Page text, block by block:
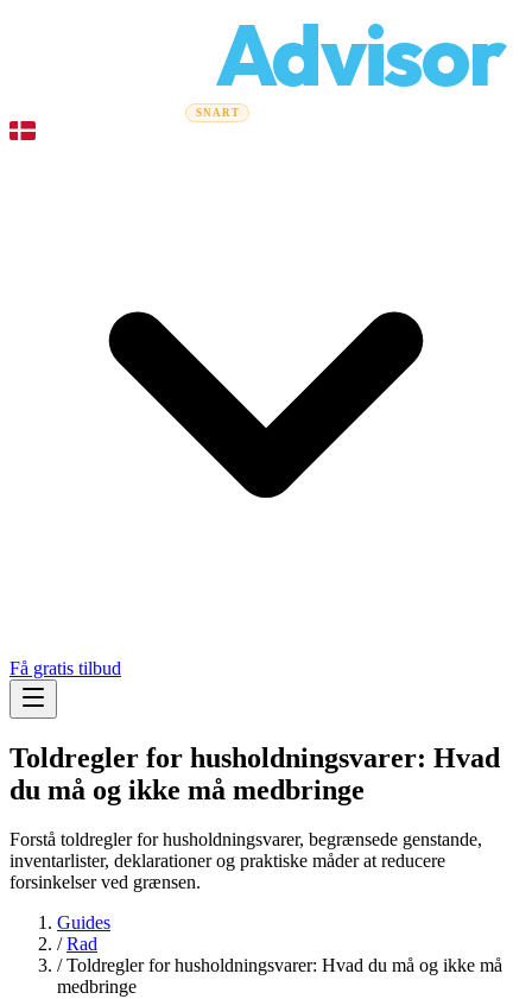
Advisor
Flyttefirmaer SNART
Få gratis tilbud
Toldregler for husholdningsvarer: Hvad
du må og ikke må medbringe
Forstå toldregler for husholdningsvarer, begrænsede genstande,
inventarlister, deklarationer og praktiske måder at reducere
forsinkelser ved grænsen.
Guides
/Rad
/Toldregler for husholdningsvarer: Hvad du må og ikke må
medbringe